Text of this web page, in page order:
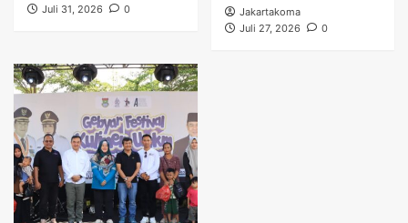
Juli 31, 2026
0
Jakartakoma
Juli 27, 2026
0